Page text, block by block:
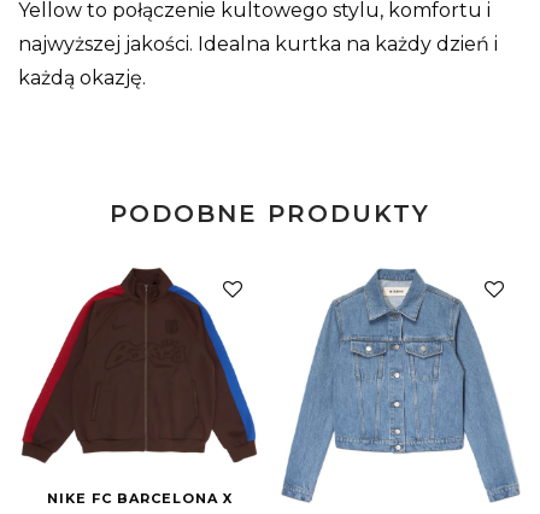
Yellow to połączenie kultowego stylu, komfortu i
najwyższej jakości. Idealna kurtka na każdy dzień i
każdą okazję.
PODOBNE PRODUKTY
NIKE FC BARCELONA X